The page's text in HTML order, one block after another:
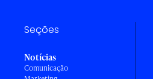
Seções
Notícias
Comunicação